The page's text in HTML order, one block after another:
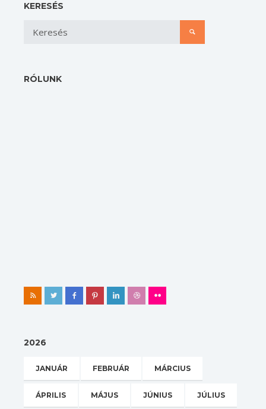
KERESÉS
RÓLUNK
2026
JANUÁR FEBRUÁR MÁRCIUS
ÁPRILIS MÁJUS JÚNIUS JÚLIUS